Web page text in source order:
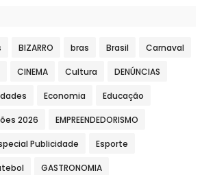
BIZARRO bras Brasil Carnaval
CINEMA Cultura DENÚNCIAS
Economia Educação
2026 EMPREENDEDORISMO
Publicidade Esporte
GASTRONOMIA